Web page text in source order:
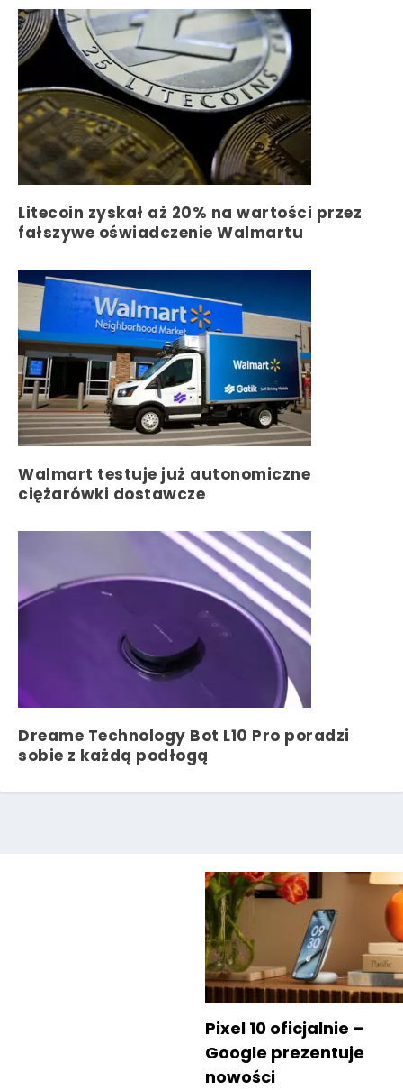
Litecoin zyskał aż 20% na wartości przez
fałszywe oświadczenie Walmartu
Walmart testuje już autonomiczne
ciężarówki dostawcze
Dreame Technology Bot L10 Pro poradzi
sobie z każdą podłogą
Pixel 10 oficjalnie –
Google prezentuje
nowości